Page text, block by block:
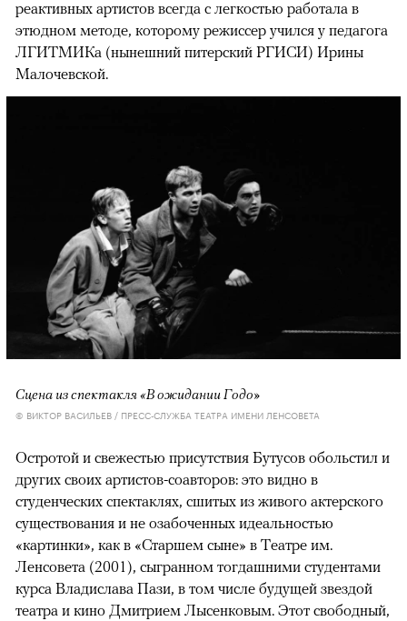
реактивных артистов всегда с легкостью работала в
этюдном методе, которому режиссер учился у педагога
ЛГИТМИКа (нынешний питерский РГИСИ) Ирины
Малочевской.
Сцена из спектакля «В ожидании Годо»
© ВИКТОР ВАСИЛЬЕВ / ПРЕСС-СЛУЖБА ТЕАТРА ИМЕНИ ЛЕНСОВЕТА
Остротой и свежестью присутствия Бутусов обольстил и
других своих артистов-соавторов: это видно в
студенческих спектаклях, сшитых из живого актерского
существования и не озабоченных идеальностью
«картинки», как в «Старшем сыне» в Театре им.
Ленсовета (2001), сыгранном тогдашними студентами
курса Владислава Пази, в том числе будущей звездой
театра и кино Дмитрием Лысенковым. Этот свободный,